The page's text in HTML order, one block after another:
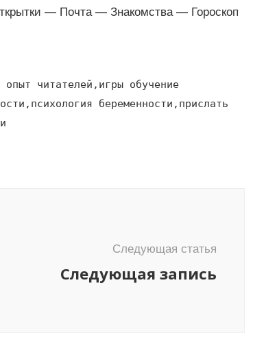
— Почта — Знакомства — Гороскоп
читателей,игры обучение
беременности,прислать
Следующая статья
Следующая запись